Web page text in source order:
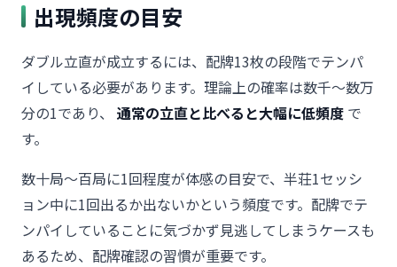
出現頻度の目安
ダブル立直が成立するには、配牌13枚の段階でテンパ
イしている必要があります。理論上の確率は数千〜数万
分の1であり、 通常の立直と比べると大幅に低頻度 で
す。
数十局〜百局に1回程度が体感の目安で、半荘1セッシ
ョン中に1回出るか出ないかという頻度です。配牌でテ
ンパイしていることに気づかず見逃してしまうケースも
あるため、配牌確認の習慣が重要です。